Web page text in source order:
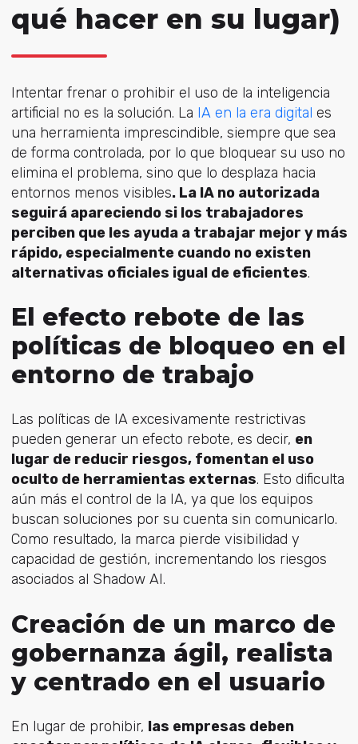
qué hacer en su lugar)
Intentar frenar o prohibir el uso de la inteligencia
artificial no es la solución. La IA en la era digital es
una herramienta imprescindible, siempre que sea
de forma controlada, por lo que bloquear su uso no
elimina el problema, sino que lo desplaza hacia
entornos menos visibles. La IA no autorizada
seguirá apareciendo si los trabajadores
perciben que les ayuda a trabajar mejor y más
rápido, especialmente cuando no existen
alternativas oficiales igual de eficientes.
El efecto rebote de las
políticas de bloqueo en el
entorno de trabajo
Las políticas de IA excesivamente restrictivas
pueden generar un efecto rebote, es decir, en
lugar de reducir riesgos, fomentan el uso
oculto de herramientas externas. Esto dificulta
aún más el control de la IA, ya que los equipos
buscan soluciones por su cuenta sin comunicarlo.
Como resultado, la marca pierde visibilidad y
capacidad de gestión, incrementando los riesgos
asociados al Shadow AI.
Creación de un marco de
gobernanza ágil, realista
y centrado en el usuario
En lugar de prohibir, las empresas deben